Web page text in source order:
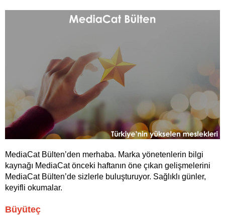
MediaCat Bülten’den merhaba. Marka yönetenlerin bilgi
kaynağı MediaCat önceki haftanın öne çıkan gelişmelerini
MediaCat Bülten’de sizlerle buluşturuyor. Sağlıklı günler,
keyifli okumalar.
Büyüteç